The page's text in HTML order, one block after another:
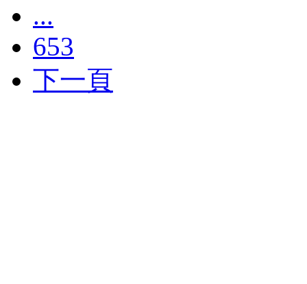
...
653
下一頁